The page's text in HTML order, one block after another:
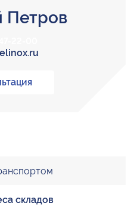
Петров
складов